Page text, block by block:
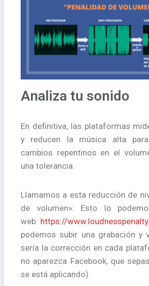
Analiza tu sonido
En definitiva, las plataformas
y reducen la música alta
cambios repentinos en el
una tolerancia.
Llamamos a esta reducción de
de volumen»: Esto lo
web https://
podemos subir una grabación y
sería la corrección en cada
no aparezca Facebook, que
se está aplicando).